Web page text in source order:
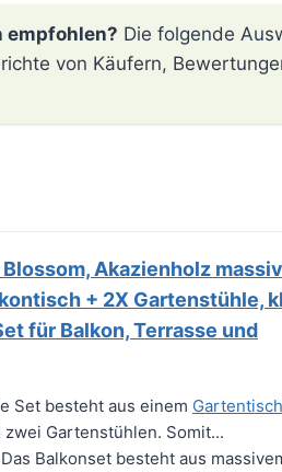
empfohlen? Die folgende
von Käufern,
Akazienholz
+ 2X Gartenstühle,
für Balkon, Terrasse und
Set besteht aus einem Gartentisch
Gartenstühlen. Somit...
Balkonset besteht aus